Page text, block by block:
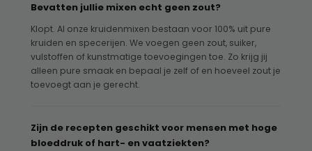
Bevatten jullie mixen echt geen zout?
Klopt. Al onze kruidenmixen bestaan voor 100% uit pure
kruiden en specerijen. We voegen geen zout, suiker,
vulstoffen of kunstmatige toevoegingen toe. Zo krijg jij
alleen pure smaak en bepaal je zelf of en hoeveel zout je
toevoegt aan je gerecht.
Zijn de recepten geschikt voor mensen met hoge
bloeddruk of hart- en vaatziekten?